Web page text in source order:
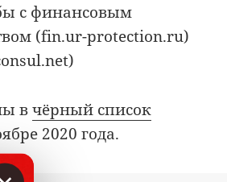
с финансовым
(fin.ur-protection.ru)
вчёрный список
2020 года.